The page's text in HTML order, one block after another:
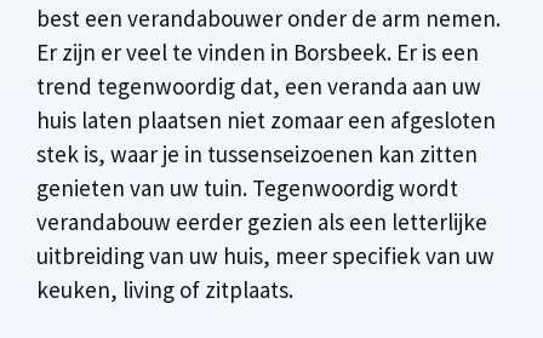
best een verandabouwer onder de arm nemen.
Er zijn er veel te vinden in Borsbeek. Er is een
trend tegenwoordig dat, een veranda aan uw
huis laten plaatsen niet zomaar een afgesloten
stek is, waar je in tussenseizoenen kan zitten
genieten van uw tuin. Tegenwoordig wordt
verandabouw eerder gezien als een letterlijke
uitbreiding van uw huis, meer specifiek van uw
keuken, living of zitplaats.